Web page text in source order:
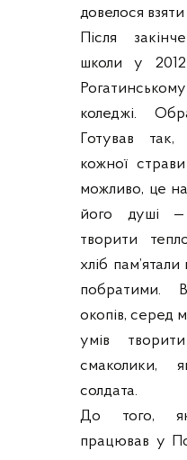
довелося взяти
Після
школи у
коледжі.
Готував
кожної
можливо, це
його душі —
творити
хліб
побратими.
окопів, серед
умів
смаколики,
солдата.
До того,
працював у